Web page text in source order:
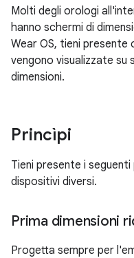
Molti degli orologi
hanno schermi di
Wear OS, tieni
vengono visualizzate su
dimensioni.
Princìpi
Tieni presente i
dispositivi diversi.
Prima dimensioni
Progetta sempre per